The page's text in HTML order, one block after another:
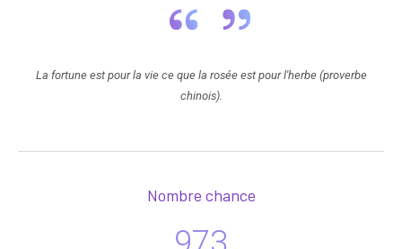
La fortune est pour la vie ce que la rosée est pour l'herbe (proverbe
chinois).
Nombre chance